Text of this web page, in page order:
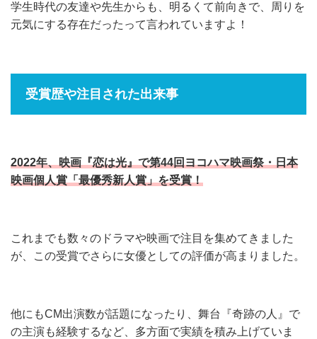
学生時代の友達や先生からも、明るくて前向きで、周りを
元気にする存在だったって言われていますよ！
受賞歴や注目された出来事
2022年、映画『恋は光』で第44回ヨコハマ映画祭・日本
映画個人賞「最優秀新人賞」を受賞！
これまでも数々のドラマや映画で注目を集めてきました
が、この受賞でさらに女優としての評価が高まりました。
他にもCM出演数が話題になったり、舞台『奇跡の人』で
の主演も経験するなど、多方面で実績を積み上げていま